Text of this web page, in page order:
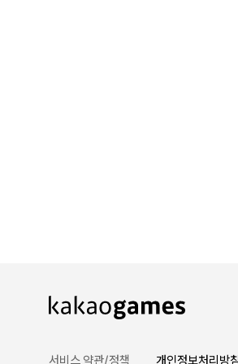
서비스 약관/정책 개인정보처리방